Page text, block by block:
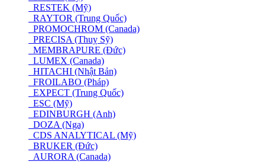
RESTEK (Mỹ)
RAYTOR (Trung Quốc)
PROMOCHROM (Canada)
PRECISA (Thuỵ Sỹ)
MEMBRAPURE (Đức)
LUMEX (Canada)
HITACHI (Nhật Bản)
FROILABO (Pháp)
EXPECT (Trung Quốc)
ESC (Mỹ)
EDINBURGH (Anh)
DOZA (Nga)
CDS ANALYTICAL (Mỹ)
BRUKER (Đức)
AURORA (Canada)